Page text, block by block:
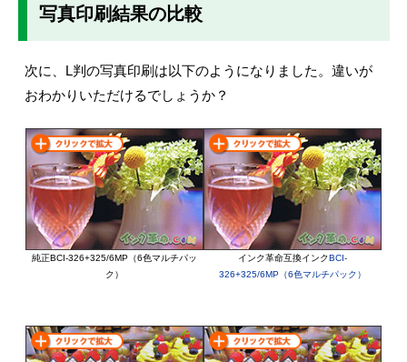
写真印刷結果の比較
次に、L判の写真印刷は以下のようになりました。違いが
おわかりいただけるでしょうか？
純正BCI-326+325/6MP（6色マルチパッ
ク）
インク革命互換インクBCI-
326+325/6MP（6色マルチパック）